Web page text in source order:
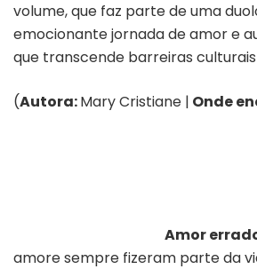
volume, que faz parte de uma
emocionante jornada de amor e
que transcende barreiras
(Autora:Mary Cristiane | Onde
Amor
amore sempre fizeram parte da